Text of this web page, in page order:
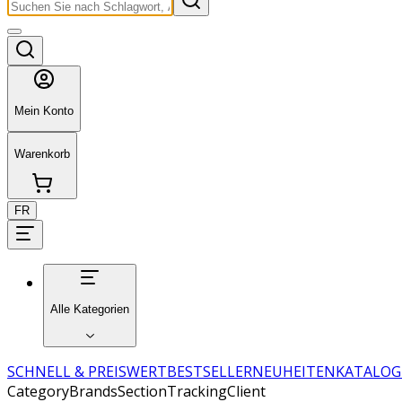
Mein Konto
Warenkorb
FR
Alle Kategorien
SCHNELL & PREISWERTBESTSELLERNEUHEITENKATALOG
CategoryBrandsSectionTrackingClient